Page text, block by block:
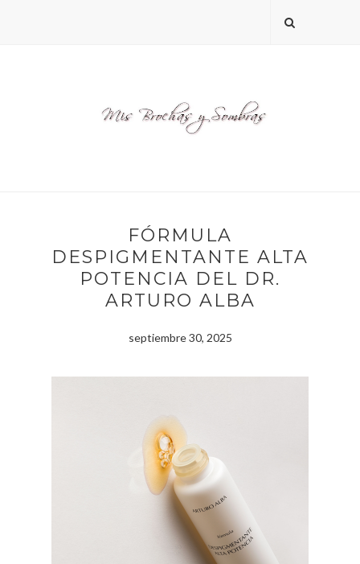
FÓRMULA
DESPIGMENTANTE ALTA
POTENCIA DEL DR.
ARTURO ALBA
septiembre 30, 2025